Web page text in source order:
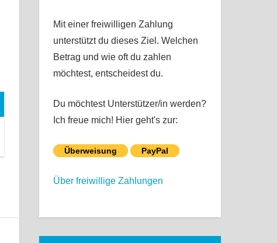
Mit einer freiwilligen Zahlung
unterstützt du dieses Ziel. Welchen
Betrag und wie oft du zahlen
möchtest, entscheidest du.
Du möchtest Unterstützer/in werden?
Ich freue mich! Hier geht's zur:
Überweisung PayPal
Über freiwillige Zahlungen